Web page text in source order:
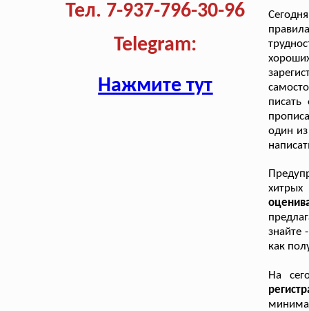
Тел. 7-937-796-30-96
Telegram:
Нажмите тут
писать
один
хитрых
знайте
как
На